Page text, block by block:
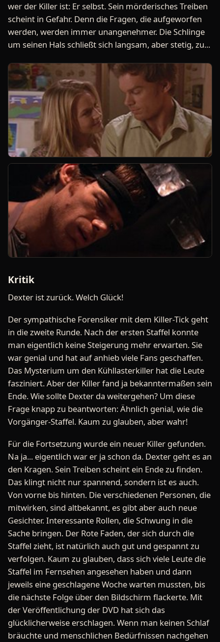
wer der Killer ist: Er selbst. Sein mörderisches Treiben
scheint in Gefahr. Denn die Fragen, die aufgeworfen
werden, werden immer unangenehmer. Die Schlinge
um seinen Hals schließt sich langsam, aber stetig, zu...
Kritik
Dexter ist zurück. Welch Glück!
Der sympathische Forensiker mit dem Killer-Tick geht
in die zweite Runde. Nach der ersten Staffel konnte
man eigentlich keine Steigerung mehr erwarten. Sie
war genial und hat auf anhieb viele Fans geschaffen.
Das Mysterium um den Kühllasterkiller hat die Leute
fasziniert. Aber der Killer fand ja bekanntermaßen sein
Ende. Wie sollte Dexter da weitergehen? Um diese
Frage knapp zu beantworten: Ähnlich genial, wie die
Vorgänger-Staffel. Kaum zu glauben, aber wahr!
Für die Fortsetzung wurde ein neuer Killer gefunden.
Na ja... eigentlich war er ja schon da. Dexter geht es an
den Kragen. Sein Treiben scheint ein Ende zu finden.
Das klingt nicht nur spannend, sondern ist es auch.
Von vorne bis hinten. Die verschiedenen Personen, die
mitwirken, sind altbekannt, es gibt aber auch neue
Gesichter. Interessante Rollen, die Schwung in die
Sache bringen. Der Rote Faden, der sich durch die
Staffel zieht, ist natürlich auch gut und gespannt zu
verfolgen. Kaum zu glauben, dass sich viele Leute die
Staffel im Fernsehen angesehen haben und dann
jeweils eine geschlagene Woche warten mussten, bis
die nächste Folge über den Bildschirm flackerte. Mit
der Veröffentlichung der DVD hat sich das
glücklicherweise erschlagen. Wenn man keinen Schlaf
bräuchte und menschlichen Bedürfnissen nachgehen